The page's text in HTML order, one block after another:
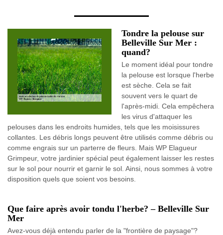
Tondre la pelouse sur
Belleville Sur Mer :
quand?
Le moment idéal pour tondre
la pelouse est lorsque l'herbe
est sèche. Cela se fait
souvent vers le quart de
l'après-midi. Cela empêchera
les virus d'attaquer les
pelouses dans les endroits humides, tels que les moisissures
collantes. Les débris longs peuvent être utilisés comme débris ou
comme engrais sur un parterre de fleurs. Mais WP Elagueur
Grimpeur, votre jardinier spécial peut également laisser les restes
sur le sol pour nourrir et garnir le sol. Ainsi, nous sommes à votre
disposition quels que soient vos besoins.
Que faire après avoir tondu l'herbe? – Belleville Sur
Mer
Avez-vous déjà entendu parler de la "frontière de paysage"?